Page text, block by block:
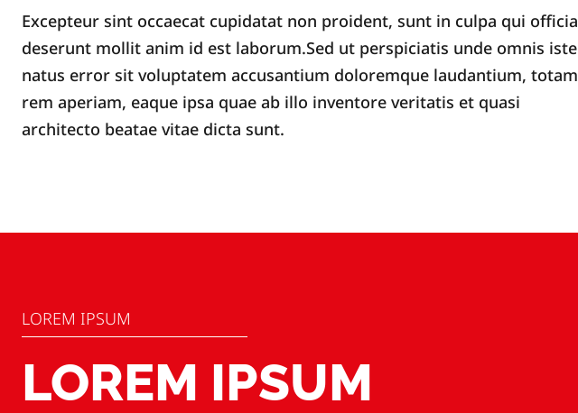
Excepteur sint occaecat cupidatat non proident, sunt in culpa qui officia
deserunt mollit anim id est laborum.Sed ut perspiciatis unde omnis iste
natus error sit voluptatem accusantium doloremque laudantium, totam
rem aperiam, eaque ipsa quae ab illo inventore veritatis et quasi
architecto beatae vitae dicta sunt.
LOREM IPSUM
LOREM IPSUM